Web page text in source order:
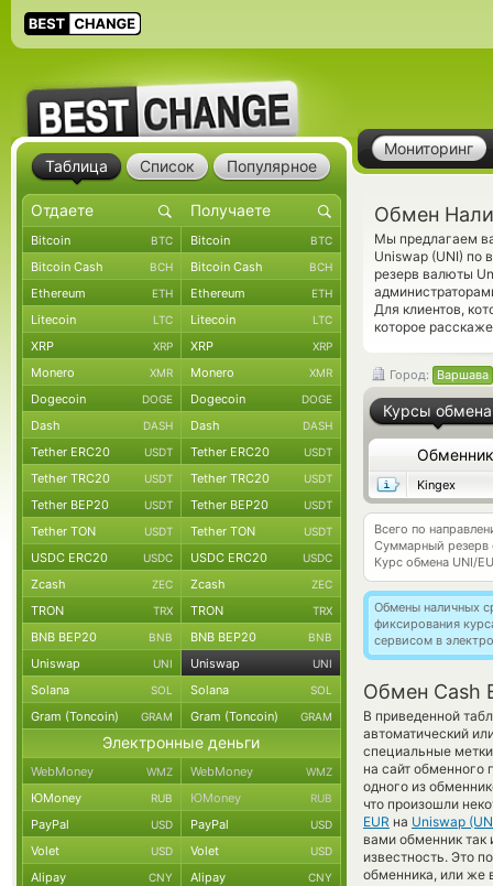
Мониторинг
Обмен
Мы предлагаем
Uniswap (UNI) по
резерв валюты
Для клиентов,
которое
Город: Варшава
Курсы обмена
Обменник
Kingex
Всего по
Суммарный резерв
Курс обмена UNI/
Обмены наличных
фиксирования
сервисом в
Обмен Cash
В приведенной
автоматический
специальные
на сайт обменного
одного из
что произошли
EUR на Uniswap
вами обменник так
известность. Это
обменника, или же
Таблица Список Популярное
Bitcoin BTC Bitcoin BTC
Bitcoin Cash BCH Bitcoin Cash BCH
Ethereum ETH Ethereum ETH
Litecoin LTC Litecoin LTC
XRP XRP XRP XRP
Monero XMR Monero XMR
Dogecoin DOGE Dogecoin DOGE
Dash DASH Dash DASH
Tether ERC20 USDT Tether ERC20 USDT
Tether TRC20 USDT Tether TRC20 USDT
Tether BEP20 USDT Tether BEP20 USDT
Tether TON USDT Tether TON USDT
USDC ERC20 USDC USDC ERC20 USDC
Zcash ZEC Zcash ZEC
TRON TRX TRON TRX
BNB BEP20 BNB BNB BEP20 BNB
Uniswap UNI Uniswap UNI
Solana SOL Solana SOL
Gram (Toncoin) GRAM Gram (Toncoin) GRAM
Электронные деньги
WebMoney WMZ WebMoney WMZ
ЮMoney RUB ЮMoney RUB
PayPal USD PayPal USD
Volet USD Volet USD
Alipay CNY Alipay CNY